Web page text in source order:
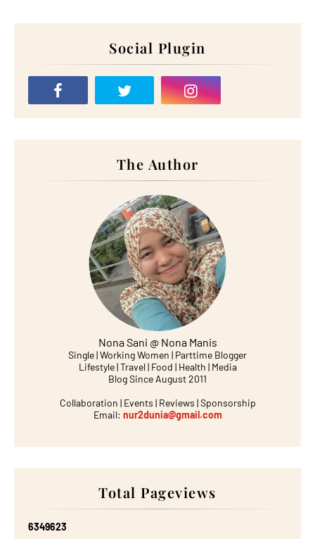
Social Plugin
The Author
Nona Sani @ Nona Manis
Single | Working Women | Parttime Blogger
Lifestyle | Travel | Food | Health | Media
Blog Since August 2011
Collaboration | Events | Reviews | Sponsorship
Email: nur2dunia@gmail.com
Total Pageviews
6349623